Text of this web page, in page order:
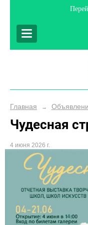
Главная →
Чудесная
4 июня 2026 г.